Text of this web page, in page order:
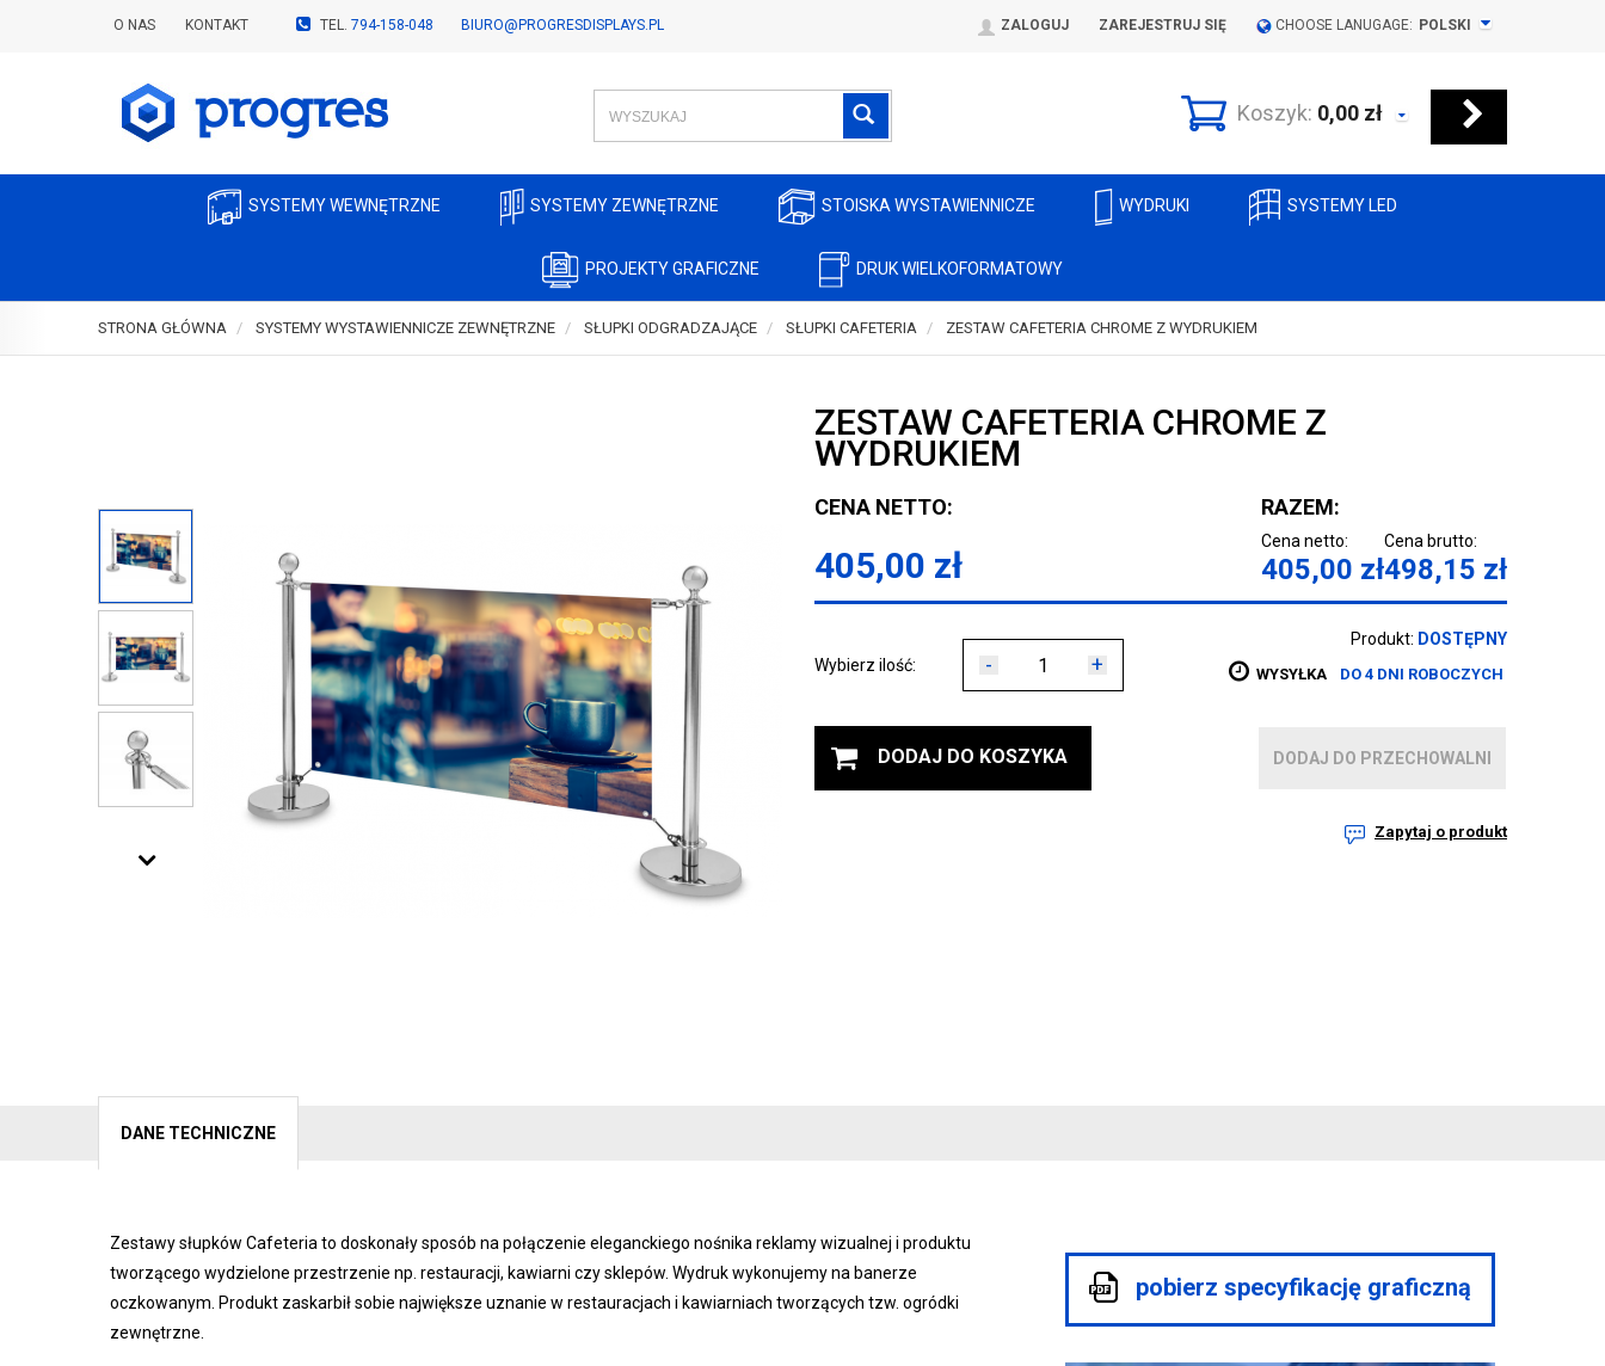
O NAS KONTAKT TEL. 794-158-048 BIURO@PROGRESDISPLAYS.PL ZALOGUJ ZAREJESTRUJ SIĘ CHOOSE LANUGAGE: POLSKI
Koszyk: 0,00 zł
SYSTEMY WEWNĘTRZNE SYSTEMY ZEWNĘTRZNE STOISKA WYSTAWIENNICZE WYDRUKI SYSTEMY LED
PROJEKTY GRAFICZNE DRUK WIELKOFORMATOWY
STRONA GŁÓWNA SYSTEMY WYSTAWIENNICZE ZEWNĘTRZNE SŁUPKI ODGRADZAJĄCE SŁUPKI CAFETERIA ZESTAW CAFETERIA CHROME Z WYDRUKIEM
ZESTAW CAFETERIA CHROME Z
WYDRUKIEM
CENA NETTO:
405,00 zł
RAZEM:
Cena netto:
405,00 zł
Cena brutto:
498,15 zł
Wybierz ilość: - +
Produkt: DOSTĘPNY
WYSYŁKA DO 4 DNI ROBOCZYCH
DODAJ DO KOSZYKA DODAJ DO PRZECHOWALNI
Zapytaj o produkt
DANE TECHNICZNE
Zestawy słupków Cafeteria to doskonały sposób na połączenie eleganckiego nośnika reklamy wizualnej i produktu
tworzącego wydzielone przestrzenie np. restauracji, kawiarni czy sklepów. Wydruk wykonujemy na banerze
oczkowanym. Produkt zaskarbił sobie największe uznanie w restauracjach i kawiarniach tworzących tzw. ogródki
zewnętrzne.
pobierz specyfikację graficzną